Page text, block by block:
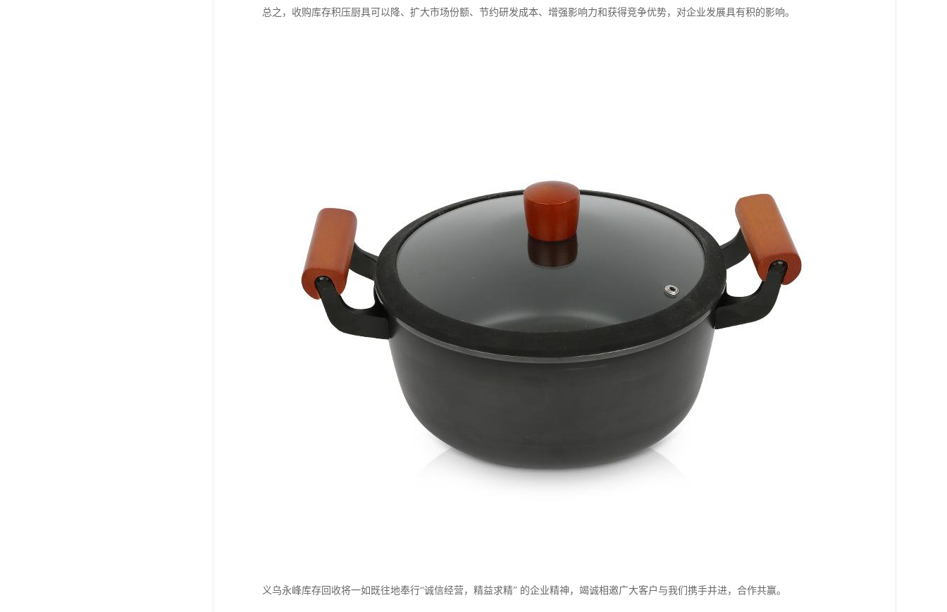
总之，收购库存积压厨具可以降、扩大市场份额、节约研发成本、增强影响力和获得竞争优势，对企业发展具有积的影响。
义乌永峰库存回收将一如既往地奉行“诚信经营，精益求精” 的企业精神，竭诚相邀广大客户与我们携手并进，合作共赢。